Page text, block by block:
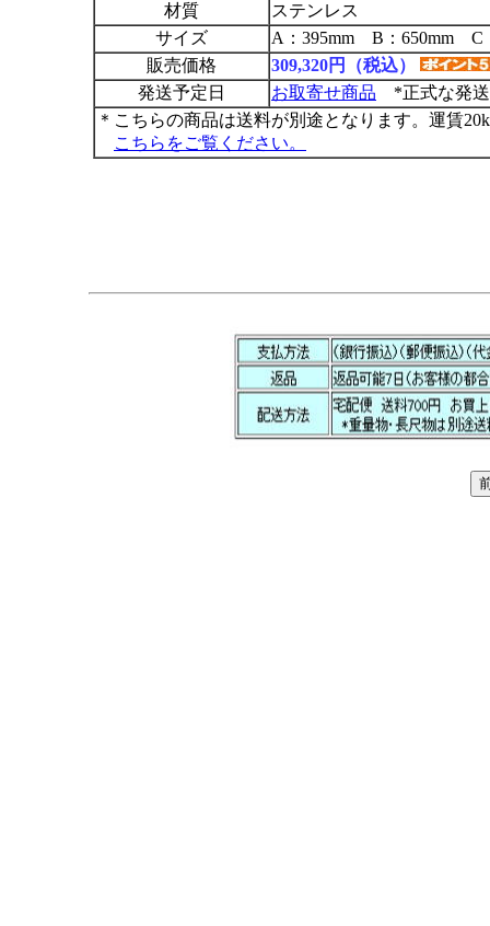
材質
ステンレス
サイズ
A：395mm B：650mm C
販売価格
309,320円（税込）
発送予定日
お取寄せ商品 *正式な発送
＊こちらの商品は送料が別途となります。運賃
こちらをご覧ください。